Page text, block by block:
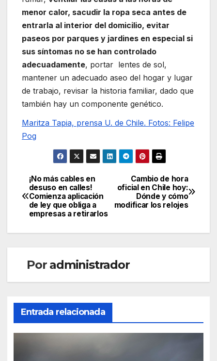
menor calor, sacudir la ropa seca antes de
entrarla al interior del domicilio, evitar
paseos por parques y jardines en especial si
sus síntomas no se han controlado
adecuadamente, portar lentes de sol,
mantener un adecuado aseo del hogar y lugar
de trabajo, revisar la historia familiar, dado que
también hay un componente genético.
Maritza Tapia, prensa U. de Chile. Fotos: Felipe
Pog
Navegación
de
entradas
Cambio de hora
oficial en Chile hoy:
Dónde y cómo
modificar los relojes
¡No más cables en
desuso en calles!
Comienza aplicación
de ley que obliga a
empresas a retirarlos
Por administrador
Entrada relacionada